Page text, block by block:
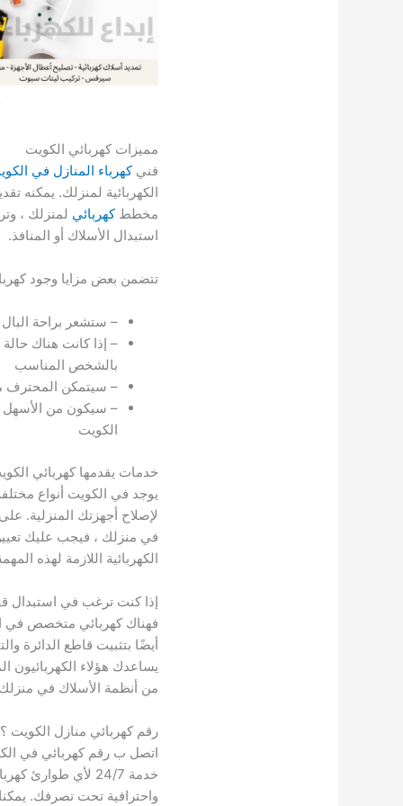
مميزات كهربائي الكويت
فني كهرباء المنازل في
الكهربائية لمنزلك. يمكنه
مخططكهربائي لمنزلك ،
استبدال الأسلاك أو المنافذ.
تتضمن بعض مزايا وجود
– ستشعر براحة
– إذا كانت هناك
بالشخص المناسب
– سيتمكن المحترف
– سيكون من الأسهل
الكويت
خدمات يقدمها كهربائي
يوجد في الكويت أنواع
لإصلاح أجهزتك المنزلية.
في منزلك ، فيجب عليك
الكهربائية اللازمة لهذه
إذا كنت ترغب في استبدال
فهناك كهربائي متخصص في
أيضًا بتثبيت قاطع الدائرة
يساعدك هؤلاء الكهربائيون
من أنظمة الأسلاك في
رقم كهربائي منازل الكويت
اتصل ب رقم كهربائي في
خدمة 24/7 لأي
واحترافية تحت تصرفك.